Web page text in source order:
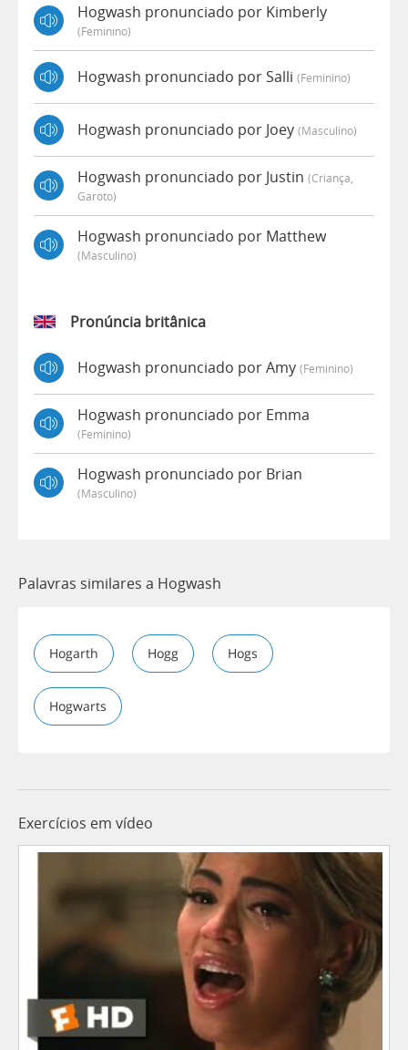
Hogwash pronunciado por Kimberly
(feminino)
Hogwash pronunciado por Salli (feminino)
Hogwash pronunciado por Joey (masculino)
Hogwash pronunciado por Justin (criança,
Garoto)
Hogwash pronunciado por Matthew
(masculino)
Pronúncia britânica
Hogwash pronunciado por Amy (feminino)
Hogwash pronunciado por Emma
(feminino)
Hogwash pronunciado por Brian
(masculino)
Palavras similares a Hogwash
Hogarth Hogg Hogs
Hogwarts
Exercícios em vídeo